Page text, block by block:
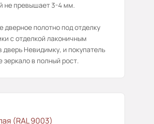
не превышает 3-4 мм.
полотно под отделку
с отделкой лаконичным
Невидимку, и покупатель
в полный рост.
(RAL 9003)